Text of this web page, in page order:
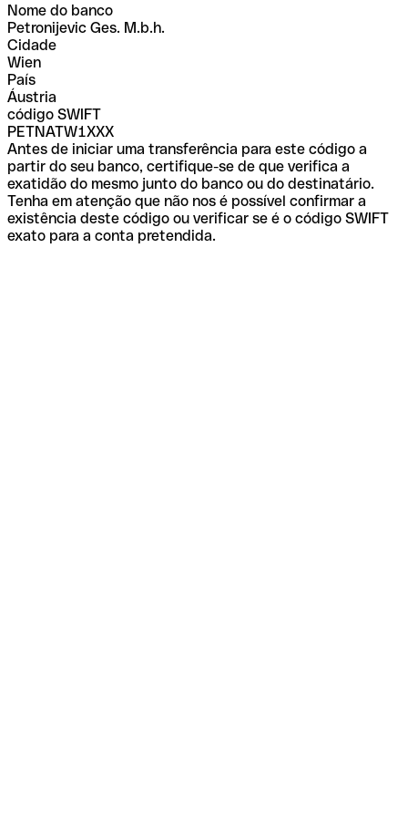
Nome do banco
Petronijevic Ges. M.b.h.
Cidade
Wien
País
Áustria
código SWIFT
PETNATW1XXX
Antes de iniciar uma transferência para este código a
partir do seu banco, certifique-se de que verifica a
exatidão do mesmo junto do banco ou do destinatário.
Tenha em atenção que não nos é possível confirmar a
existência deste código ou verificar se é o código SWIFT
exato para a conta pretendida.